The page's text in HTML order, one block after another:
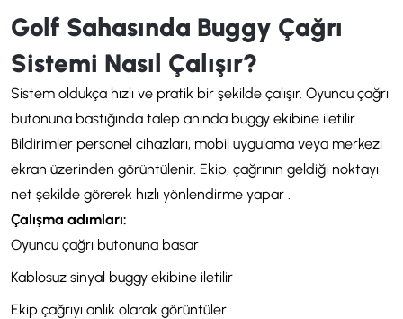
Golf Sahasında Buggy Çağrı
Sistemi Nasıl Çalışır?
Sistem oldukça hızlı ve pratik bir şekilde çalışır. Oyuncu çağrı
butonuna bastığında talep anında buggy ekibine iletilir.
Bildirimler personel cihazları, mobil uygulama veya merkezi
ekran üzerinden görüntülenir. Ekip, çağrının geldiği noktayı
net şekilde görerek hızlı yönlendirme yapar .
Çalışma adımları:
Oyuncu çağrı butonuna basar
Kablosuz sinyal buggy ekibine iletilir
Ekip çağrıyı anlık olarak görüntüler